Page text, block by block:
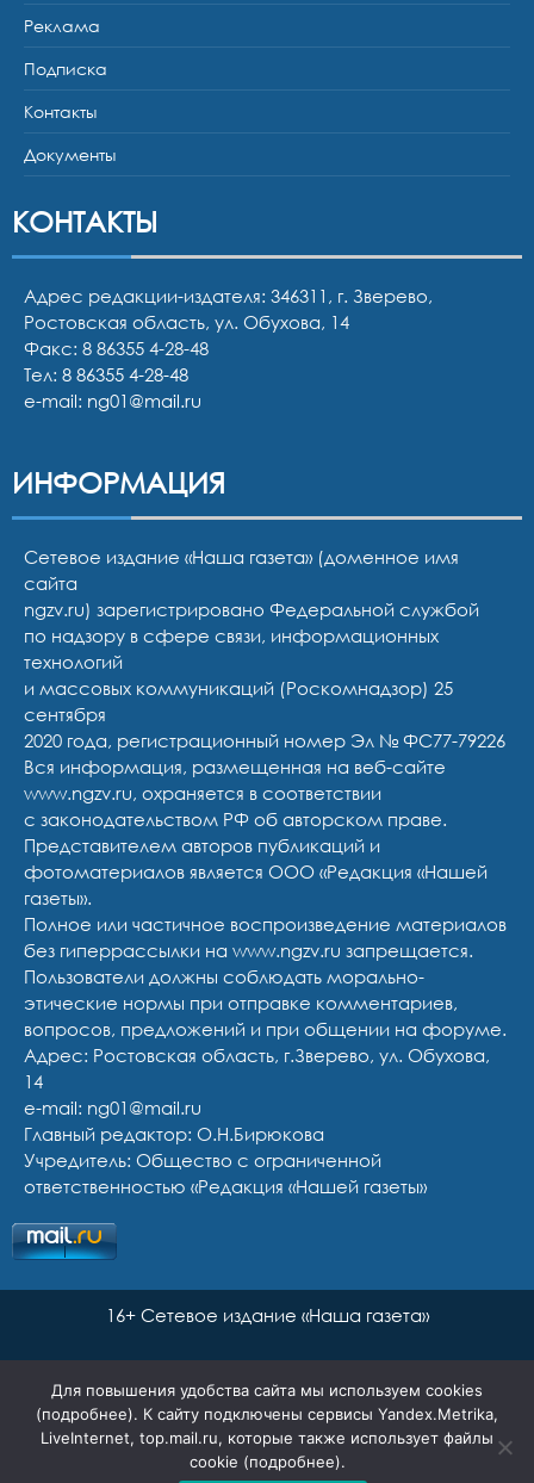
Реклама
Подписка
Контакты
Документы
КОНТАКТЫ
Адрес редакции-издателя: 346311, г. Зверево,
Ростовская область, ул. Обухова, 14
Факс: 8 86355 4-28-48
Тел: 8 86355 4-28-48
e-mail: ng01@mail.ru
ИНФОРМАЦИЯ
Сетевое издание «Наша газета» (доменное имя
сайта
ngzv.ru) зарегистрировано Федеральной службой
по надзору в сфере связи, информационных
технологий
и массовых коммуникаций (Роскомнадзор) 25
сентября
2020 года, регистрационный номер Эл № ФС77-79226
Вся информация, размещенная на веб-сайте
www.ngzv.ru, охраняется в соответствии
с законодательством РФ об авторском праве.
Представителем авторов публикаций и
фотоматериалов является ООО «Редакция «Нашей
газеты».
Полное или частичное воспроизведение материалов
без гиперрассылки на www.ngzv.ru запрещается.
Пользователи должны соблюдать морально-
этические нормы при отправке комментариев,
вопросов, предложений и при общении на форуме.
Адрес: Ростовская область, г.Зверево, ул. Обухова,
14
e-mail: ng01@mail.ru
Главный редактор: О.Н.Бирюкова
Учредитель: Общество с ограниченной
ответственностью «Редакция «Нашей газеты»
16+ Сетевое издание «Наша газета»
Для повышения удобства сайта мы используем cookies
(подробнее). К сайту подключены сервисы Yandex.Metrika,
LiveInternet, top.mail.ru, которые также использует файлы
cookie (подробнее).